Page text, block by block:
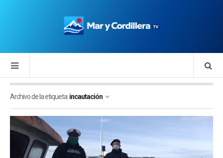
Archivo de la etiqueta:incautación